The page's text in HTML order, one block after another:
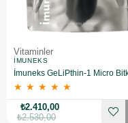
Vitaminler
İMUNEKS
★ ★ ★ ★ ★
₺2.410,00
₺2.530,00